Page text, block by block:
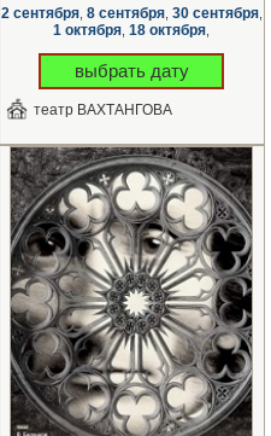
2 сентября, 8 сентября, 30 сентября,
1 октября 18 октября
выбрать дату
театр ВАХТАНГОВА